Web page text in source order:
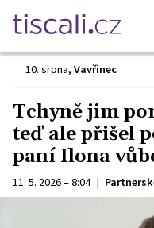
10. srpna, Vavřinec
Tchyně jim
teď ale přišel
paní Ilona
11. 5. 2026 – 8:04 |